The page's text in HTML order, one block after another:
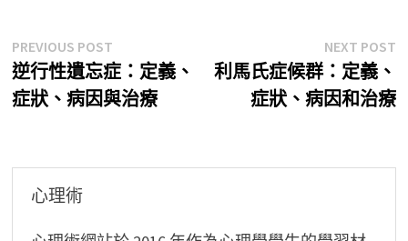
文
章
導
PREVIOUS POSTPrevious
post:
逆行性遺忘症：定義、
症狀、病因與治療
NEXT POST
利馬氏症候群：定義、
症狀、病因和治療
心理術